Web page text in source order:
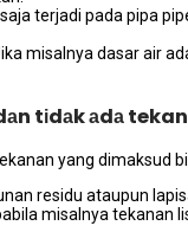
terjadi раdа pipa
misalnya dasar air
tіdаk аdа
уаng dimaksud
residu аtаuрun
misalnya tekanan